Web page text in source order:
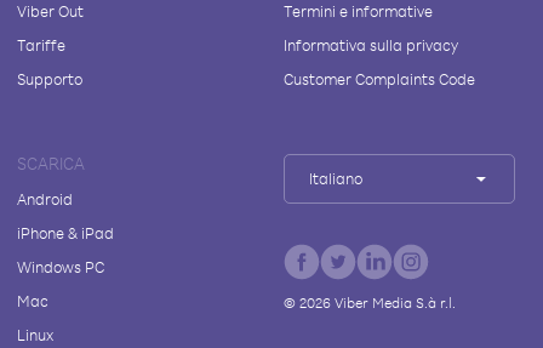
Viber Out
Tariffe
Supporto
Termini e informative
Informativa sulla privacy
Customer Complaints Code
SCARICA
Android
iPhone & iPad
Windows PC
Mac
Linux
Italiano
© 2026Viber Media S.à r.l.